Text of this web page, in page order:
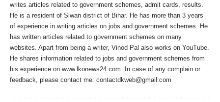
writes articles related to government schemes, admit cards, results.
He is a resident of Siwan district of Bihar. He has more than 3 years
of experience in writing articles on jobs and government schemes. He
has written articles related to government schemes on many
websites. Apart from being a writer, Vinod Pal also works on YouTube.
He shares information related to jobs and government schemes from
his experience on www.lkonews24.com. In case of any complain or
feedback, please contact me: contactdkweb@gmail.com